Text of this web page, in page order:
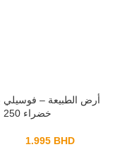
أرض الطبيعة – فوسيلي
خضراء 250 جرام
1.995 BHD